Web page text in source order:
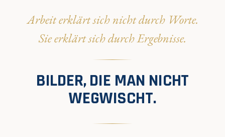
Arbeit erklärt sich nicht durch Worte.
Sie erklärt sich durch Ergebnisse.
BILDER, DIE MAN NICHT
WEGWISCHT.